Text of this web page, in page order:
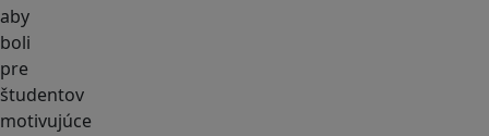
aby
boli
pre
študentov
motivujúce